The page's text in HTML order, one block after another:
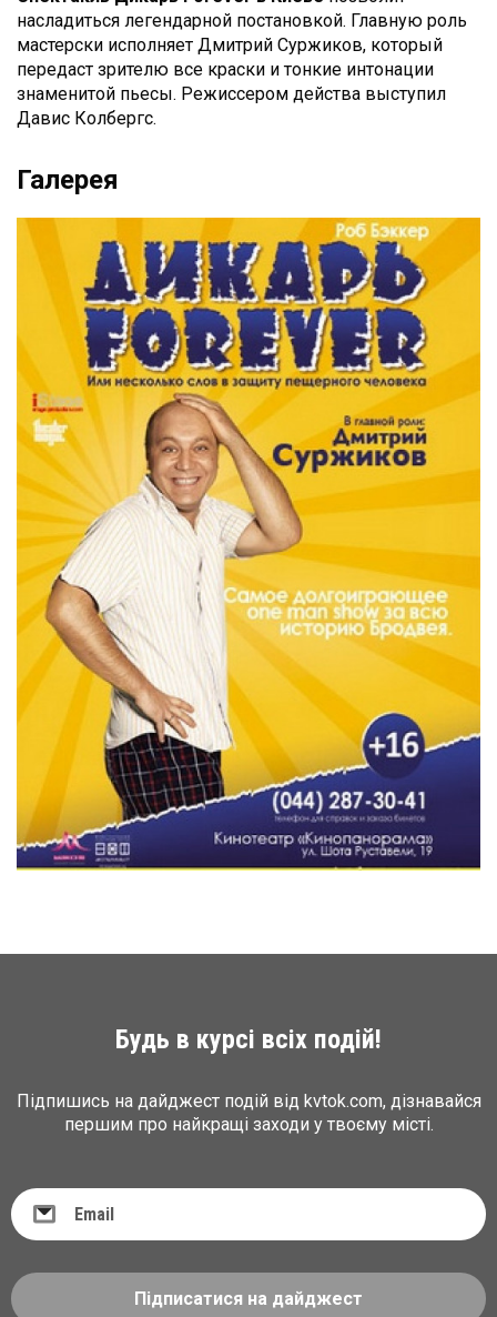
насладиться легендарной постановкой. Главную роль
мастерски исполняет Дмитрий Суржиков, который
передаст зрителю все краски и тонкие интонации
знаменитой пьесы. Режиссером действа выступил
Давис Колбергс.
Галерея
Будь в курсі всіх подій!
Підпишись на дайджест подій від kvtok.com, дізнавайся
першим про найкращі заходи у твоєму місті.
Підписатися на дайджест